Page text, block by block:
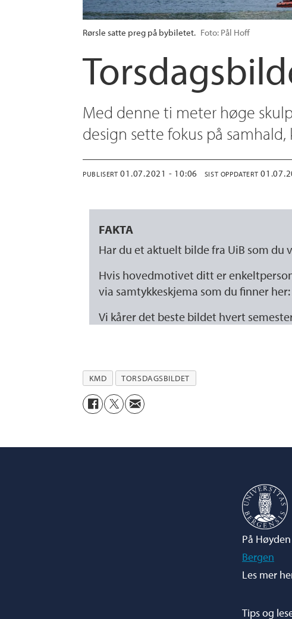
Rørsle satte preg på bybiletet. Foto: Pål Hoff
Med denne ti meter høge
design sette fokus på
PUBLISERT 01.07.2021 - 10:06 SIST OPPDATERT
FAKTA
Har du et aktuelt bilde fra UiB som du
Hvis hovedmotivet ditt er
via samtykkeskjema som du finner her:
Vi kårer det beste bildet hvert
KMD TORSDAGSBILDET
På
Bergen
Les mer
Tips og